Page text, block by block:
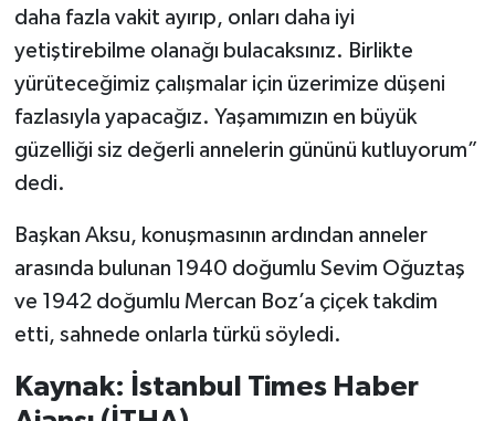
daha fazla vakit ayırıp, onları daha iyi
yetiştirebilme olanağı bulacaksınız. Birlikte
yürüteceğimiz çalışmalar için üzerimize düşeni
fazlasıyla yapacağız. Yaşamımızın en büyük
güzelliği siz değerli annelerin gününü kutluyorum”
dedi.
Başkan Aksu, konuşmasının ardından anneler
arasında bulunan 1940 doğumlu Sevim Oğuztaş
ve 1942 doğumlu Mercan Boz’a çiçek takdim
etti, sahnede onlarla türkü söyledi.
Kaynak: İstanbul Times Haber